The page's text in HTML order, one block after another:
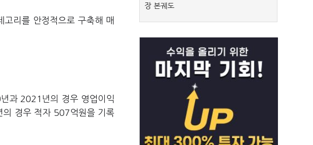
리를 안정적으로 구축해 매
과 2021년의 경우 영업이익
경우 적자 507억원을 기록
장 본궤도